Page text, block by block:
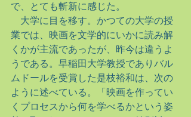
で、とても斬新に感じた。
大学に目を移す。かつての大学の授
業では、映画を文学的にいかに読み解
くかが主流であったが、昨今は違うよ
うである。早稲田大学教授でありバル
ムドールを受賞した是枝裕和は、次の
ように述べている。「映画を作ってい
くプロセスから何を学べるかという姿